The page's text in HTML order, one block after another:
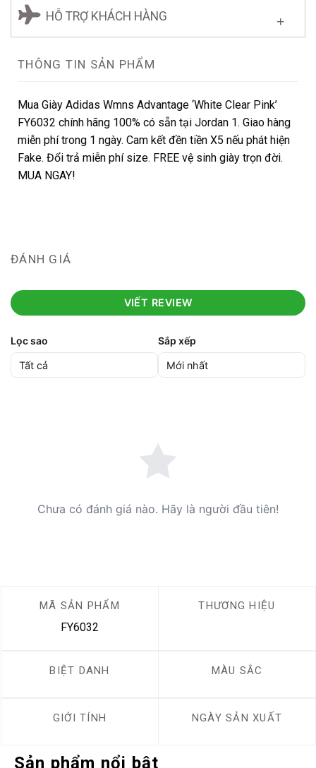
HỖ TRỢ KHÁCH HÀNG
THÔNG TIN SẢN PHẨM
Mua Giày Adidas Wmns Advantage ‘White Clear Pink’
FY6032 chính hãng 100% có sẵn tại Jordan 1. Giao hàng
miễn phí trong 1 ngày. Cam kết đền tiền X5 nếu phát hiện
Fake. Đổi trả miễn phí size. FREE vệ sinh giày trọn đời.
MUA NGAY!
ĐÁNH GIÁ
VIẾT REVIEW
Lọc sao Sắp xếp
Chưa có đánh giá nào. Hãy là người đầu tiên!
MÃ SẢN PHẨM
FY6032
THƯƠNG HIỆU
BIỆT DANH MÀU SẮC
GIỚI TÍNH NGÀY SẢN XUẤT
Sản phẩm nổi bật